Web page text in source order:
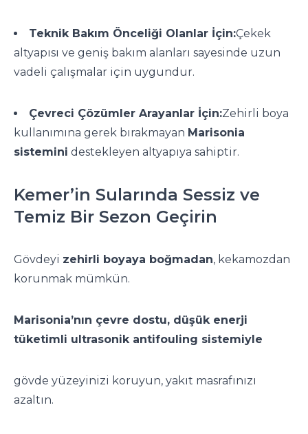
Teknik Bakım Önceliği Olanlar İçin:Çekek
altyapısı ve geniş bakım alanları sayesinde uzun
vadeli çalışmalar için uygundur.
Çevreci Çözümler Arayanlar İçin:Zehirli boya
kullanımına gerek bırakmayan Marisonia
sistemini destekleyen altyapıya sahiptir.
Kemer’in Sularında Sessiz ve
Temiz Bir Sezon Geçirin
Gövdeyi zehirli boyaya boğmadan, kekamozdan
korunmak mümkün.
Marisonia’nın çevre dostu, düşük enerji
tüketimli ultrasonik antifouling sistemiyle
gövde yüzeyinizi koruyun, yakıt masrafınızı
azaltın.